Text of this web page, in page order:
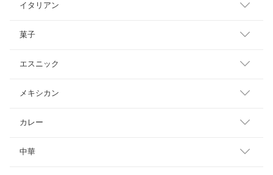
イタリアン
菓子
エスニック
メキシカン
カレー
中華